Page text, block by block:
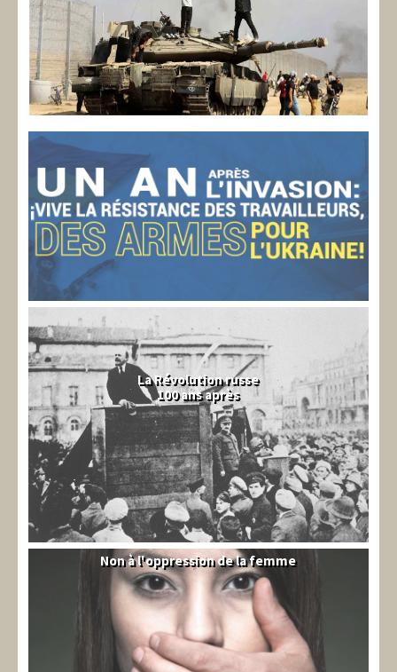
La Révolution russe
100 ans après
Syrie
Non à l'oppression de la femme